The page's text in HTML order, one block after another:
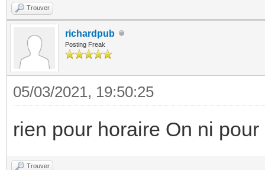
Trouver
richardpub
Posting Freak
05/03/2021, 19:50:25
rien pour horaire On ni pour
Trouver